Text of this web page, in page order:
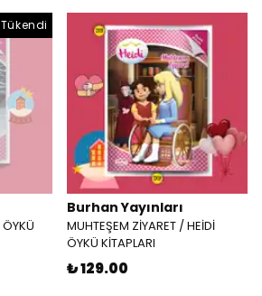
Tükendi
Burhan Yayınları
MUHTEŞEM ZİYARET / HEİDİ
ÖYKÜ KİTAPLARI
₺ 129.00